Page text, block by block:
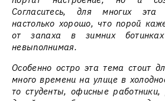
Согласитесь, для многих эта
настолько хорошо, что порой
от запаха в зимних
невыполнимая.
Особенно остро эта тема стоит
много времени на улице в
то студенты, офисные работники,